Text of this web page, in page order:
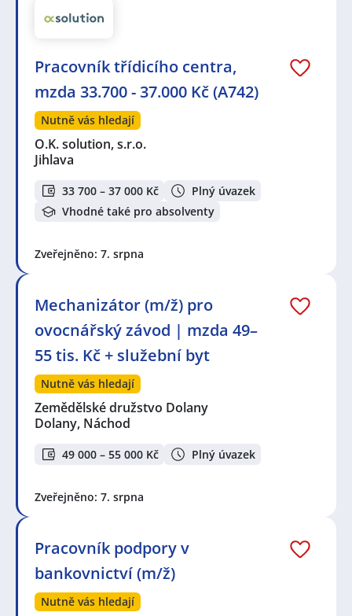
Pracovník třídicího centra,
mzda 33.700 - 37.000 Kč (A742)
Nutně vás hledají
O.K. solution, s.r.o.
Jihlava
33 700 – 37 000 Kč
Plný úvazek
Vhodné také pro absolventy
Zveřejněno: 7. srpna
Mechanizátor (m/ž) pro
ovocnářský závod | mzda 49–
55 tis. Kč + služební byt
Nutně vás hledají
Zemědělské družstvo Dolany
Dolany, Náchod
49 000 – 55 000 Kč Plný úvazek
Zveřejněno: 7. srpna
Pracovník podpory v
bankovnictví (m/ž)
Nutně vás hledají